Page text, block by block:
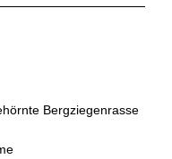
Bergziegenrasse